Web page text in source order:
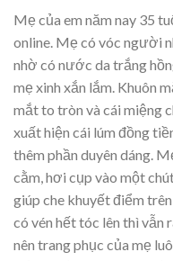
Mẹ của em năm nay 35
online. Mẹ có vóc người
nhờ có nước da trắng
mẹ xinh xắn lắm. Khuôn
mắt to tròn và cái miệng
xuất hiện cái lúm đồng
thêm phần duyên dáng.
cằm, hơi cụp vào một
giúp che khuyết điểm
có vén hết tóc lên thì vẫn
nên trang phục của mẹ